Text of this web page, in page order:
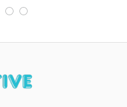
College Jacke